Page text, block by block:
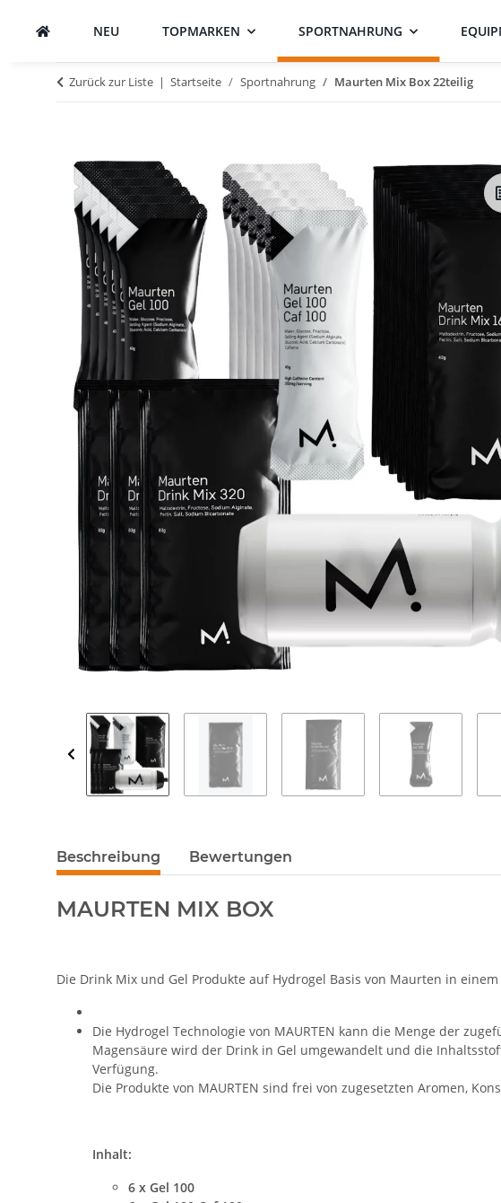
NEU TOPMARKEN SPORTNAHRUNG
Zurück zur Liste Startseite Sportnahrung Maurten Mix Box 22teilig
Beschreibung Bewertungen
MAURTEN MIX BOX
Die Drink Mix und Gel Produkte auf Hydrogel Basis von Maurten in
Die Hydrogel Technologie von MAURTEN kann die Menge der
Magensäure wird der Drink in Gel umgewandelt und die
Verfügung.
Die Produkte von MAURTEN sind frei von zugesetzten Aromen,
Inhalt:
6 x Gel 100